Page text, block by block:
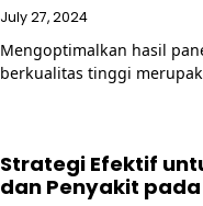
July 27, 2024
Mengoptimalkan hasil
berkualitas tinggi
Strategi Efektif
dan Penyakit